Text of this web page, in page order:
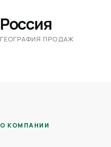
Россия
ГЕОГРАФИЯ ПРОДАЖ
О КОМПАНИИ